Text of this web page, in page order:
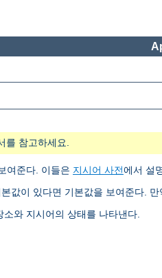
를 참고하세요.
여준다. 이들은 지시어 사전에서 설
값이 있다면 기본값을 보여준다.
와 지시어의 상태를 나타낸다.